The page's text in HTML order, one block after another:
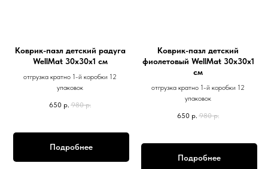
Коврик-пазл детский радуга
WellMat 30х30х1 см
отгрузка кратно 1-й коробки 12
упаковок
650 р. 980 р.
Подробнее
Коврик-пазл детский
фиолетовый WellMat 30х30х1
см
отгрузка кратно 1-й коробки 12
упаковок
650 р. 980 р.
Подробнее